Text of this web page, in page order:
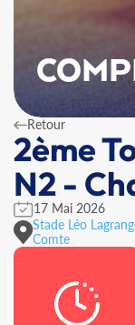
Retour
2ème
N2 -
17 Mai 2026
Stade Léo
Comte